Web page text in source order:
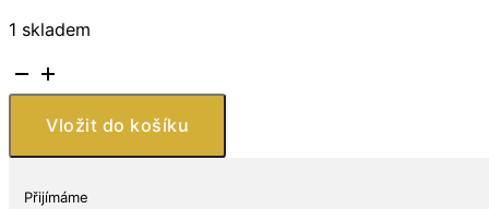
1 skladem
Stříbrná
mince
množství
Vložit do košíku
Přijímáme